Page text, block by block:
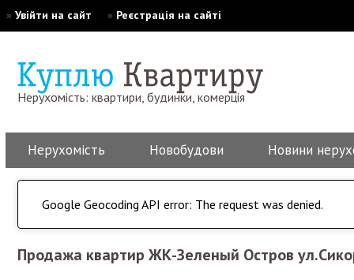
» Увійти на сайт » Реєстрація на сайті
Нерухомість: квартири, будинки, комерція
Нерухомість Новобудови Новини
Google Geocoding API error: The request was denied.
Продажа квартир ЖК-Зеленый Остров